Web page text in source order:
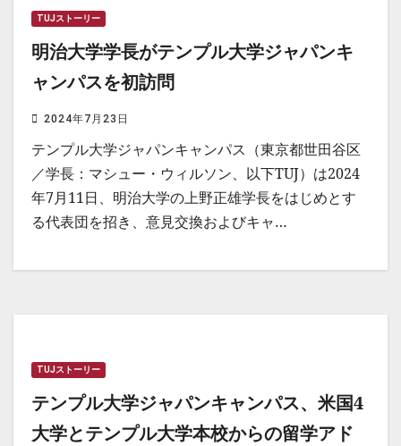
TUJストーリー
明治大学学長がテンプル大学ジャパンキ
ャンパスを初訪問
2024年7月23日
テンプル大学ジャパンキャンパス（東京都世田谷区
／学長：マシュー・ウィルソン、以下TUJ）は2024
年7月11日、明治大学の上野正雄学長をはじめとす
る代表団を招き、意見交換およびキャ…
TUJストーリー
テンプル大学ジャパンキャンパス、米国4
大学とテンプル大学本校からの留学アド